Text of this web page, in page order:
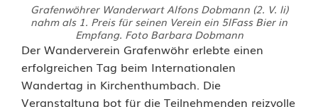
Grafenwöhrer Wanderwart Alfons Dobmann (2. V. li)
nahm als 1. Preis für seinen Verein ein 5lFass Bier in
Empfang. Foto Barbara Dobmann
W
a
Der Wanderverein Grafenwöhr erlebte einen
erfolgreichen Tag beim Internationalen
Wandertag in Kirchenthumbach. Die
Veranstaltung bot für die Teilnehmenden reizvolle